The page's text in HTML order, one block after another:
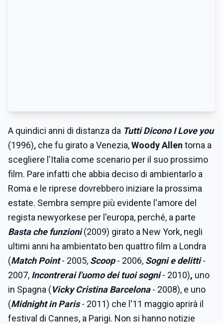
A quindici anni di distanza da Tutti Dicono I Love you
(1996), che fu girato a Venezia,Woody Allen torna a
scegliere l'Italia come scenario per il suo prossimo
film. Pare infatti che abbia deciso di ambientarlo a
Roma e le riprese dovrebbero iniziare la prossima
estate. Sembra sempre più evidente l'amore del
regista newyorkese per l'europa, perché, a parte
Basta che funzioni(2009) girato a New York, negli
ultimi anni ha ambientato ben quattro film a Londra
(Match Point- 2005, Scoop- 2006, Sogni e delitti-
2007, Incontrerai l'uomo dei tuoi sogni- 2010), uno
in Spagna (Vicky Cristina Barcelona- 2008), e uno
(Midnight in Paris- 2011) che l'11 maggio aprirà il
festival di Cannes, a Parigi. Non si hanno notizie